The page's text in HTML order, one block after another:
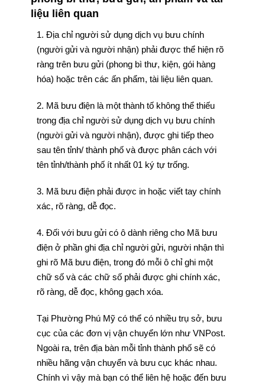
liệu liên quan
1. Địa chỉ người sử dụng dịch vụ bưu chính
(người gửi và người nhận) phải được thể hiện rõ
ràng trên bưu gửi (phong bì thư, kiện, gói hàng
hóa) hoặc trên các ấn phẩm, tài liệu liên quan.
2. Mã bưu điện là một thành tố không thể thiếu
trong địa chỉ người sử dụng dịch vụ bưu chính
(người gửi và người nhận), được ghi tiếp theo
sau tên tỉnh/ thành phố và được phân cách với
tên tỉnh/thành phố ít nhất 01 ký tự trống.
3. Mã bưu điện phải được in hoặc viết tay chính
xác, rõ ràng, dễ đọc.
4. Đối với bưu gửi có ô dành riêng cho Mã bưu
điện ở phần ghi địa chỉ người gửi, người nhận thì
ghi rõ Mã bưu điện, trong đó mỗi ô chỉ ghi một
chữ số và các chữ số phải được ghi chính xác,
rõ ràng, dễ đọc, không gạch xóa.
Tại Phường Phú Mỹ có thể có nhiều trụ sở, bưu
cục của các đơn vị vận chuyển lớn như VNPost.
Ngoài ra, trên địa bàn mỗi tỉnh thành phố sẽ có
nhiều hãng vận chuyển và bưu cục khác nhau.
Chính vì vậy mà bạn có thể liên hệ hoặc đến bưu